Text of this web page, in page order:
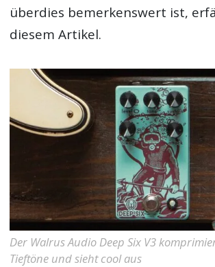
überdies bemerkenswert ist,
diesem Artikel.
Der Walrus Audio Deep Six V3
Tieftöne und sieht cool aus